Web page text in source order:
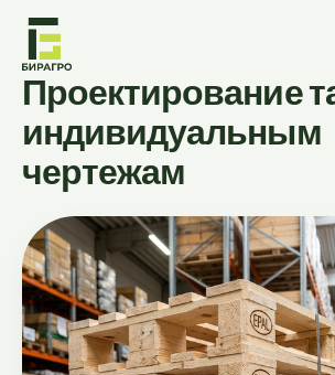
Проектирование
индивидуальным
чертежам